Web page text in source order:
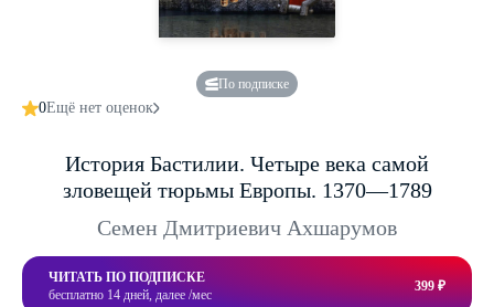
По подписке
0Ещё нет оценок
История Бастилии. Четыре века самой
зловещей тюрьмы Европы. 1370—1789
Семен Дмитриевич Ахшарумов
ЧИТАТЬ ПО ПОДПИСКЕ
бесплатно 14 дней, далее /мес
399 ₽